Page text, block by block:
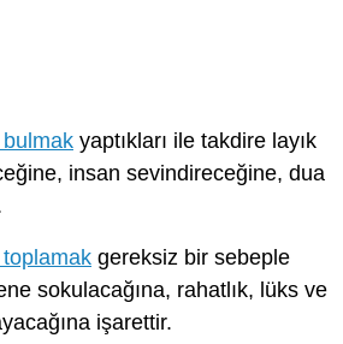
bulmak yaptıkları ile takdire layık
insan sevindireceğine, dua
toplamak gereksiz bir sebeple
sokulacağına, rahatlık, lüks ve
işarettir.